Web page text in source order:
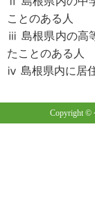
ことのある人
ⅲ 島根県内の高
たことのある人
ⅳ 島根県内に居
Copyright ©